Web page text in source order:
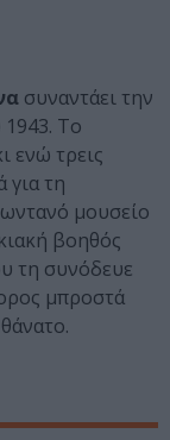
συναντάει την
Το
ενώ τρεις
για τη
μουσείο
βοηθός
τη συνόδευε
μπροστά